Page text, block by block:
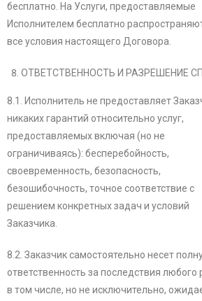
бесплатно. На Услуги, предоставляемые
Исполнителем бесплатно
все условия настоящего Договора.
ОТВЕТСТВЕННОСТЬ И РАЗРЕШЕНИЕ
8.1. Исполнитель не предоставляет
никаких гарантий относительно услуг,
предоставляемых включая (но не
ограничиваясь): бесперебойность,
своевременность, безопасность,
безошибочность, точное соответствие с
решением конкретных задач и условий
Заказчика.
8.2. Заказчик самостоятельно несет
ответственность за последствия любого
в том числе, но не исключительно,